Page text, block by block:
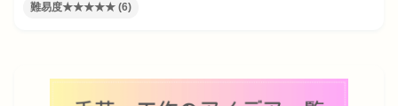
難易度★★★★★ (6)